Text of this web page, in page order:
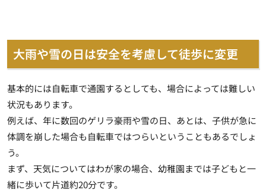
大雨や雪の日は安全を考慮して徒歩に変更
基本的には自転車で通園するとしても、場合によっては難しい
状況もあります。
例えば、年に数回のゲリラ豪雨や雪の日、あとは、子供が急に
体調を崩した場合も自転車ではつらいということもあるでしょ
う。
まず、天気についてはわが家の場合、幼稚園までは子どもと一
緒に歩いて片道約20分です。